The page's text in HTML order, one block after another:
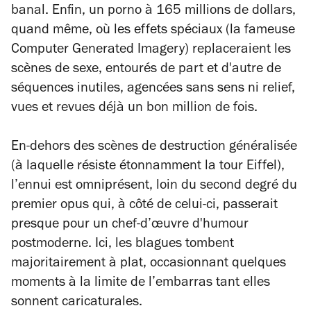
banal. Enfin, un porno à 165 millions de dollars,
quand même, où les effets spéciaux (la fameuse
Computer Generated Imagery) replaceraient les
scènes de sexe, entourés de part et d'autre de
séquences inutiles, agencées sans sens ni relief,
vues et revues déjà un bon million de fois.
En-dehors des scènes de destruction généralisée
(à laquelle résiste étonnamment la tour Eiffel),
l’ennui est omniprésent, loin du second degré du
premier opus qui, à côté de celui-ci, passerait
presque pour un chef-d’œuvre d'humour
postmoderne. Ici, les blagues tombent
majoritairement à plat, occasionnant quelques
moments à la limite de l’embarras tant elles
sonnent caricaturales.